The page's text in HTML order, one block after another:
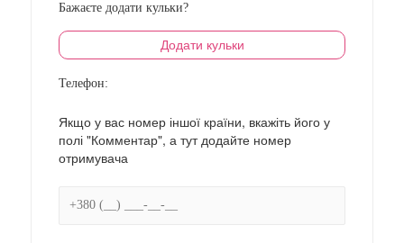
Бажаєте додати кульки?
Додати кульки
Телефон:
Якщо у вас номер іншої країни, вкажіть його у
полі "Комментар", а тут додайте номер
отримувача